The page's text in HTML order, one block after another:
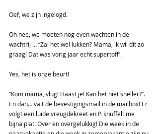
Oef, we zijn ingelogd.
Oh nee, we moeten nog even wachten in de
wachtrij … “Zal het wel lukken? Mama, ik wil dit zo
graag! Dat was vorig jaar echt supertof!”.
Yes, het is onze beurt!
“Kom mama, vlug! Haast je! Kan het niet sneller?”.
En dan… valt de bevestigingsmail in de mailbox! Er
volgt een luide vreugdekreet en P. knuffelt me
bijna plat! Over en overgelukkig! Die week in de